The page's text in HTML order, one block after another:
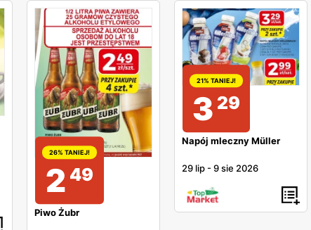
26% TANIEJ!
2 49
Piwo Żubr
21% TANIEJ!
3 29
Napój mleczny Müller
29 lip -9 sie 2026